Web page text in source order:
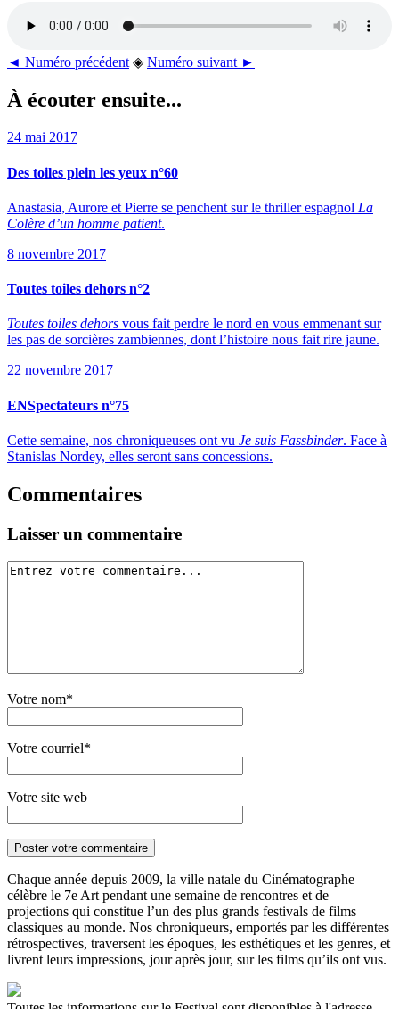
◄ Numéro précédent ◈ Numéro suivant ►
À écouter ensuite...
24 mai 2017
Des toiles plein les yeux n°60
Anastasia, Aurore et Pierre se penchent sur le thriller espagnol La
Colère d’un homme patient.
8 novembre 2017
Toutes toiles dehors n°2
Toutes toiles dehors vous fait perdre le nord en vous emmenant sur
les pas de sorcières zambiennes, dont l’histoire nous fait rire jaune.
22 novembre 2017
ENSpectateurs n°75
Cette semaine, nos chroniqueuses ont vu Je suis Fassbinder. Face à
Stanislas Nordey, elles seront sans concessions.
Commentaires
Laisser un commentaire
Votre nom*
Votre courriel*
Votre site web
Chaque année depuis 2009, la ville natale du Cinématographe
célèbre le 7e Art pendant une semaine de rencontres et de
projections qui constitue l’un des plus grands festivals de films
classiques au monde. Nos chroniqueurs, emportés par les différentes
rétrospectives, traversent les époques, les esthétiques et les genres, et
livrent leurs impressions, jour après jour, sur les films qu’ils ont vus.